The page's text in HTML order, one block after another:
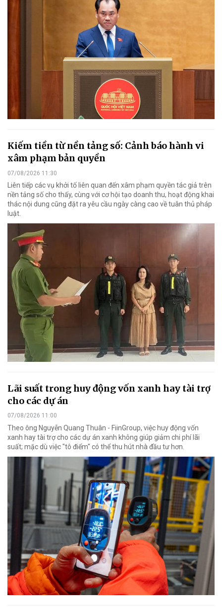
Kiếm tiền từ nền tảng số: Cảnh báo hành vi
xâm phạm bản quyền
07/08/2026 11:30
Liên tiếp các vụ khởi tố liên quan đến xâm phạm quyền tác giả trên
nền tảng số cho thấy, cùng với cơ hội tạo doanh thu, hoạt động khai
thác nội dung cũng đặt ra yêu cầu ngày càng cao về tuân thủ pháp
luật.
Lãi suất trong huy động vốn xanh hay tài trợ
cho các dự án
07/08/2026 11:00
Theo ông Nguyễn Quang Thuân - FiinGroup, việc huy động vốn
xanh hay tài trợ cho các dự án xanh không giúp giảm chi phí lãi
suất; mặc dù việc "tô điểm" có thể thu hút nhà đầu tư hơn.